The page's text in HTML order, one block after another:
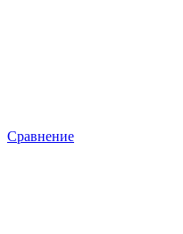
Сравнение